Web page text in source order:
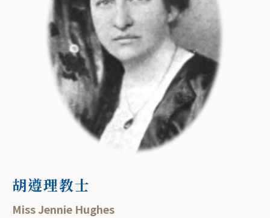
胡遵理教士
Miss Jennie Hughes